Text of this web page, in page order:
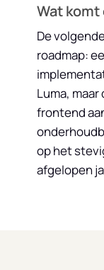
Wat komt
De
roadmap:
Luma,
frontend
op het
afgelopen